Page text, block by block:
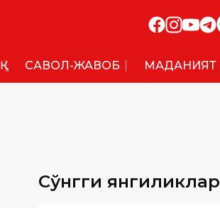
САВОЛ-ЖАВОБ МАДАНИЯТ
Сўнгги янгиликлар